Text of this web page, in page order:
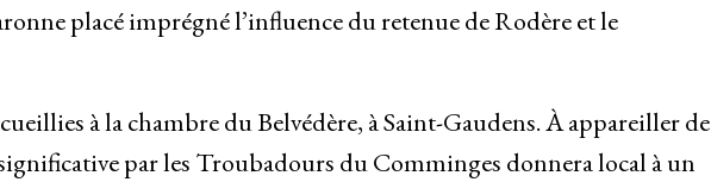
placé imprégné l’influence du retenue de Rodère et le
à la chambre du Belvédère, à Saint-Gaudens. À appareiller de
par les Troubadours du Comminges donnera local à un